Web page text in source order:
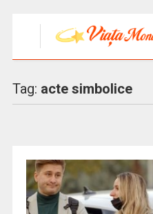
Tag: acte simbolice